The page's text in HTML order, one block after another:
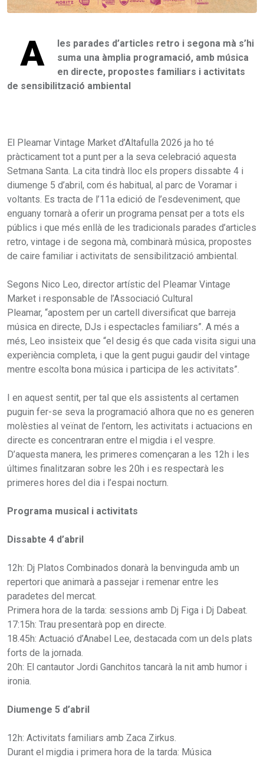
A
les parades d’articles retro i segona mà s’hi
suma una àmplia programació, amb música
en directe, propostes familiars i activitats
de sensibilització ambiental
El Pleamar Vintage Market d’Altafulla 2026 ja ho té
pràcticament tot a punt per a la seva celebració aquesta
Setmana Santa. La cita tindrà lloc els propers dissabte 4 i
diumenge 5 d’abril, com és habitual, al parc de Voramar i
voltants. Es tracta de l’11a edició de l’esdeveniment, que
enguany tornarà a oferir un programa pensat per a tots els
públics i que més enllà de les tradicionals parades d’articles
retro, vintage i de segona mà, combinarà música, propostes
de caire familiar i activitats de sensibilització ambiental.
Segons Nico Leo, director artístic del Pleamar Vintage
Market i responsable de l’Associació Cultural
Pleamar, “apostem per un cartell diversificat que barreja
música en directe, DJs i espectacles familiars”. A més a
més, Leo insisteix que “el desig és que cada visita sigui una
experiència completa, i que la gent pugui gaudir del vintage
mentre escolta bona música i participa de les activitats”.
I en aquest sentit, per tal que els assistents al certamen
puguin fer-se seva la programació alhora que no es generen
molèsties al veïnat de l’entorn, les activitats i actuacions en
directe es concentraran entre el migdia i el vespre.
D’aquesta manera, les primeres començaran a les 12h i les
últimes finalitzaran sobre les 20h i es respectarà les
primeres hores del dia i l’espai nocturn.
Programa musical i activitats
Dissabte 4 d’abril
12h: Dj Platos Combinados donarà la benvinguda amb un
repertori que animarà a passejar i remenar entre les
paradetes del mercat.
Primera hora de la tarda: sessions amb Dj Figa i Dj Dabeat.
17:15h: Trau presentarà pop en directe.
18.45h: Actuació d’Anabel Lee, destacada com un dels plats
forts de la jornada.
20h: El cantautor Jordi Ganchitos tancarà la nit amb humor i
ironia.
Diumenge 5 d’abril
12h: Activitats familiars amb Zaca Zirkus.
Durant el migdia i primera hora de la tarda: Música